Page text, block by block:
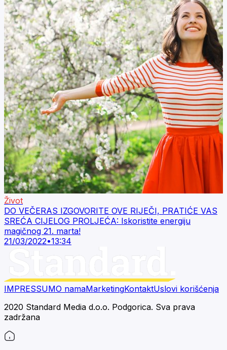
Život
DO VEČERAS IZGOVORITE OVE RIJEČI, PRATIĆE VAS
SREĆA CIJELOG PROLJEĆA: Iskoristite energiju
magičnog 21. marta!
21/03/2022•13:34
IMPRESSUMO namaMarketingKontaktUslovi korišćenja
2020 Standard Media d.o.o. Podgorica. Sva prava
zadržana